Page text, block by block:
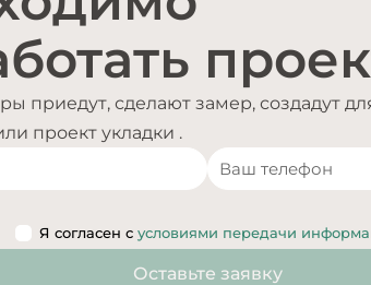
приедут, сделают замер, создадут
проект укладки .
Я согласен сусловиями передачи
Оставьте заявку